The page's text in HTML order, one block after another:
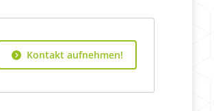
Kontakt aufnehmen!